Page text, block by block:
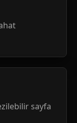
sayfa